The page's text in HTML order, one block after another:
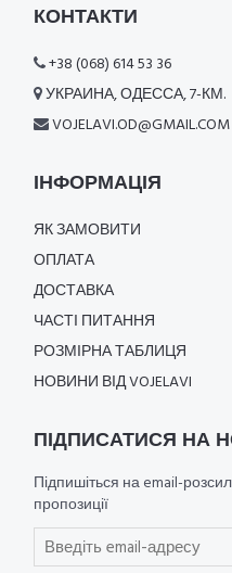
КОНТАКТИ
+38 (068) 614 53 36
УКРАИНА, ОДЕССА, 7-КМ.
VOJELAVI.OD@GMAIL.COM
ІНФОРМАЦІЯ
ЯК ЗАМОВИТИ
ОПЛАТА
ДОСТАВКА
ЧАСТІ ПИТАННЯ
РОЗМІРНА ТАБЛИЦЯ
НОВИНИ ВІД VOJELAVI
ПІДПИСАТИСЯ НА
Підпишіться на email-
пропозиції